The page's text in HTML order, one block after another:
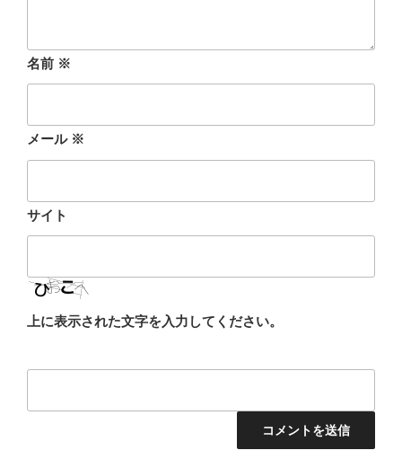
名前 ※
メール ※
サイト
上に表示された文字を入力してください。